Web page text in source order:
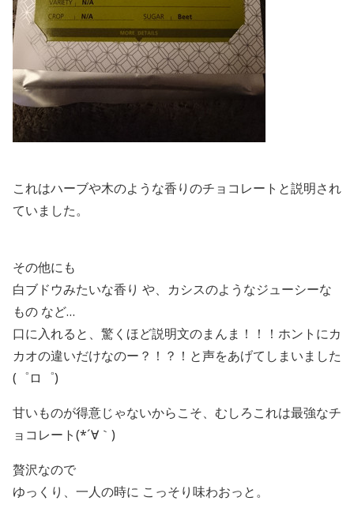
これはハーブや木のような香りのチョコレートと説明され
ていました。
その他にも
白ブドウみたいな香り や、カシスのようなジューシーな
もの など…
口に入れると、驚くほど説明文のまんま！！！ホントにカ
カオの違いだけなのー？！？！と声をあげてしまいました
(゜ロ゜)
甘いものが得意じゃないからこそ、むしろこれは最強なチ
ョコレート(*´∀｀)
贅沢なので
ゆっくり、一人の時に こっそり味わおっと。